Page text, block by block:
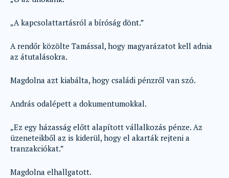
„A kapcsolattartásról a bíróság dönt.”
A rendőr közölte Tamással, hogy magyarázatot kell adnia
az átutalásokra.
Magdolna azt kiabálta, hogy családi pénzről van szó.
András odalépett a dokumentumokkal.
„Ez egy házasság előtt alapított vállalkozás pénze. Az
üzeneteikből az is kiderül, hogy el akarták rejteni a
tranzakciókat.”
Magdolna elhallgatott.